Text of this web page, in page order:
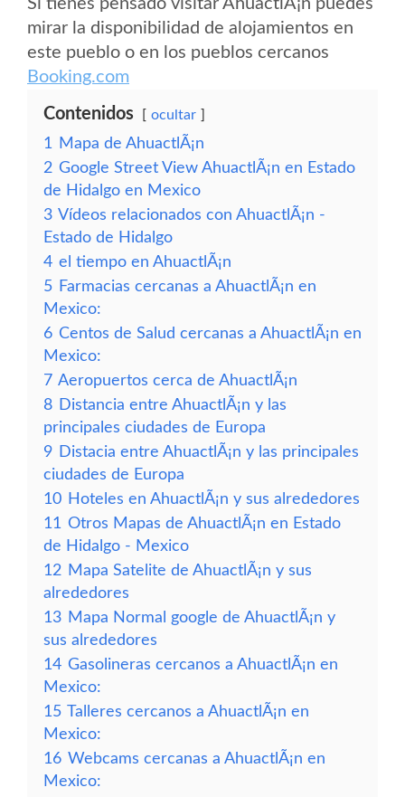
Si tienes pensado visitar AhuactlÃ¡n puedes
mirar la disponibilidad de alojamientos en
este pueblo o en los pueblos cercanos
Booking.com
Contenidos ocultar
1
Mapa de AhuactlÃ¡n
2 Google Street View AhuactlÃ¡n en Estado
de Hidalgo en Mexico
3 Vídeos relacionados con AhuactlÃ¡n -
Estado de Hidalgo
4 el tiempo en AhuactlÃ¡n
5 Farmacias cercanas a AhuactlÃ¡n en
Mexico:
6 Centos de Salud cercanas a AhuactlÃ¡n en
Mexico:
7 Aeropuertos cerca de AhuactlÃ¡n
8 Distancia entre AhuactlÃ¡n y las
principales ciudades de Europa
9 Distacia entre AhuactlÃ¡n y las principales
ciudades de Europa
10 Hoteles en AhuactlÃ¡n y sus alrededores
11 Otros Mapas de AhuactlÃ¡n en Estado
de Hidalgo - Mexico
12 Mapa Satelite de AhuactlÃ¡n y sus
alrededores
13 Mapa Normal google de AhuactlÃ¡n y
sus alrededores
14 Gasolineras cercanos a AhuactlÃ¡n en
Mexico:
15 Talleres cercanos a AhuactlÃ¡n en
Mexico:
16 Webcams cercanas a AhuactlÃ¡n en
Mexico: